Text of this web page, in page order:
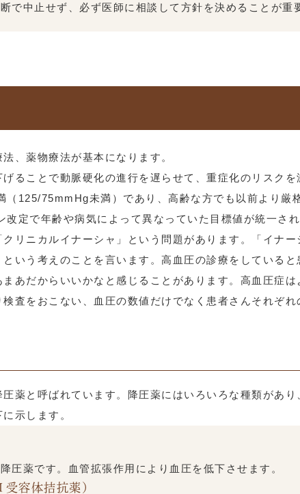
で中止せず、必ず医師に相談して方針を決めることが重
、薬物療法が基本になります。
ることで動脈硬化の進行を遅らせて、重症化のリスク
125/75mmHg未満）であり、高齢な方でも以前より厳
定で年齢や病気によって異なっていた目標値が統一され
リニカルイナーシャ」という問題があります。「イナ
いう考えのことを言います。高血圧の診療をしている
あだからいいかなと感じることがあります。高血圧症
査をおこない、血圧の数値だけでなく患者さんそれぞ
薬と呼ばれています。降圧薬にはいろいろな種類があ
示します。
圧薬です。血管拡張作用により血圧を低下させます。
容体拮抗薬）